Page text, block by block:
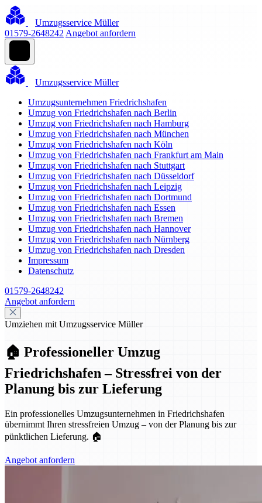
Umzugsservice Müller
01579-2648242 Angebot anfordern
Umzugsservice Müller
Umzugsunternehmen Friedrichshafen
Umzug von Friedrichshafen nach Berlin
Umzug von Friedrichshafen nach Hamburg
Umzug von Friedrichshafen nach München
Umzug von Friedrichshafen nach Köln
Umzug von Friedrichshafen nach Frankfurt am Main
Umzug von Friedrichshafen nach Stuttgart
Umzug von Friedrichshafen nach Düsseldorf
Umzug von Friedrichshafen nach Leipzig
Umzug von Friedrichshafen nach Dortmund
Umzug von Friedrichshafen nach Essen
Umzug von Friedrichshafen nach Bremen
Umzug von Friedrichshafen nach Hannover
Umzug von Friedrichshafen nach Nürnberg
Umzug von Friedrichshafen nach Dresden
Impressum
Datenschutz
01579-2648242
Angebot anfordern
Umziehen mit Umzugsservice Müller
🏠 Professioneller Umzug
Friedrichshafen – Stressfrei von der
Planung bis zur Lieferung
Ein professionelles Umzugsunternehmen in Friedrichshafen
übernimmt Ihren stressfreien Umzug – von der Planung bis zur
pünktlichen Lieferung. 🏠
Angebot anfordern